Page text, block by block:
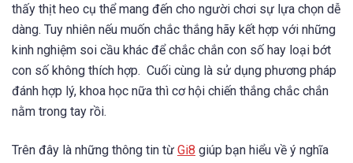
thấy thịt heo cụ thể mang đến cho người chơi sự lựa chọn dễ
dàng. Tuy nhiên nếu muốn chắc thắng hãy kết hợp với những
kinh nghiệm soi cầu khác để chắc chắn con số hay loại bớt
con số không thích hợp. Cuối cùng là sử dụng phương pháp
đánh hợp lý, khoa học nữa thì cơ hội chiến thắng chắc chắn
nằm trong tay rồi.
Trên đây là những thông tin từ Gi8 giúp bạn hiểu về ý nghĩa